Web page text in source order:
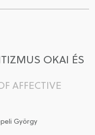
A
OKAI ÉS
AFFECTIVE
György